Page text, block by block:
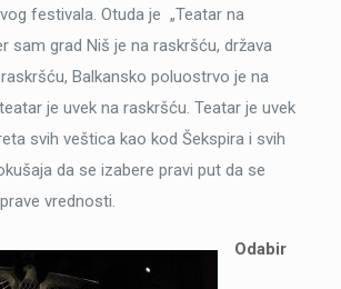
festivala. Otuda je „Teatar na
sam grad Niš je na raskršću, država
Balkansko poluostrvo je na
je uvek na raskršću. Teatar je uvek
svih veštica kao kod Šekspira i svih
da se izabere pravi put da se
vrednosti.
Odabir